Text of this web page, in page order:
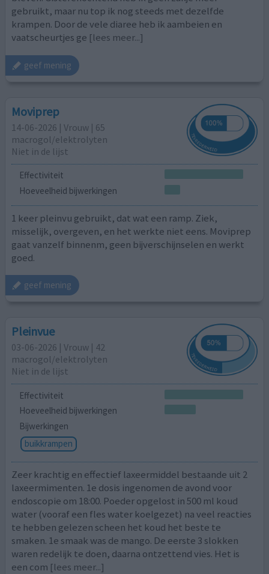
gebruikt, maar nu top ik nog steeds met dezelfde
krampen. Door de vele diaree heb ik aambeien en
vaatscheurtjes ge [lees meer...]
geef mening
Moviprep
14-06-2026 | Vrouw | 65
macrogol/elektrolyten
Niet in de lijst
Effectiviteit
Hoeveelheid bijwerkingen
1 keer pleinvu gebruikt, dat wat een ramp. Ziek,
misselijk, overgeven, en het werkte niet eens. Moviprep
gaat vanzelf binnenm, geen bijverschijnselen en werkt
goed.
geef mening
Pleinvue
03-06-2026 | Vrouw | 42
macrogol/elektrolyten
Niet in de lijst
Effectiviteit
Hoeveelheid bijwerkingen
Bijwerkingen
buikkrampen
Zeer krachtig en effectief laxeermiddel bestaande uit 2
laxeermimenten. 1e dosis ingenomen de avond voor
endoscopie om 18:00. Poeder opgelost in 500 ml koud
water (vooraf een fles water koelgezet) na veel reacties
te hebben gelezen scheen het koud het beste te
smaken. 1e smaak was de mango. De eerste 3 slokken
waren redelijk te doen, daarna ontzettend vies. Het is
een com [lees meer...]